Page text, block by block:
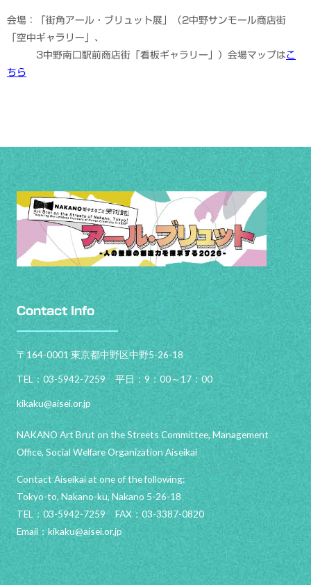
会場：「街角アール・ブリュット展」（2中野サンモール商店街
「空中ギャラリー」、
3中野南口駅前商店街「看板ギャラリー」）会場マップはこ
ちら
Contact Info
〒164-0001 東京都中野区中野5-26-18
TEL：03-5942-7259 平日：9：00～17：00
kikaku@aisei.or.jp
NAKANO Art Brut on the Streets Committee, Management
Office, Social Welfare Organization Aiseikai
Contact Aiseikai at one of the following:
Tokyo-to, Nakano-ku, Nakano 5-26-18
TEL：03-5942-7259 FAX：03-3387-0820
Email： kikaku@aisei.or.jp